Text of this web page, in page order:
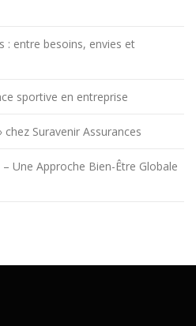
: entre besoins, envies et
sportive en entreprise
Suravenir Assurances
Une Approche Bien-Être Globale